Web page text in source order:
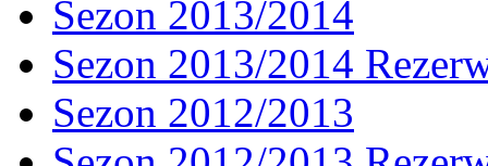
Sezon 2013/2014
Sezon 2013/2014
Sezon 2012/2013